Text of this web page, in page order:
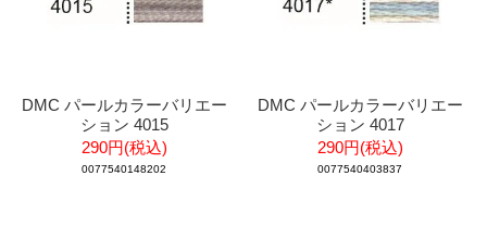
DMC パールカラーバリエー
ション 4015
290円(税込)
0077540148202
DMC パールカラーバリエー
ション 4017
290円(税込)
0077540403837